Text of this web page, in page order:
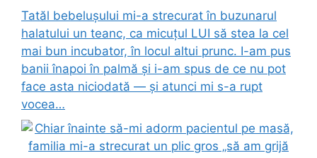
Tatăl bebelușului mi-a strecurat în buzunarul
halatului un teanc, ca micuțul LUI să stea la cel
mai bun incubator, în locul altui prunc. I-am pus
banii înapoi în palmă și i-am spus de ce nu pot
face asta niciodată — și atunci mi s-a rupt
vocea…